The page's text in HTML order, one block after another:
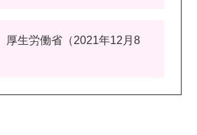
厚生労働省（2021年12月8